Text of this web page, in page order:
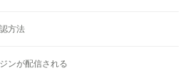
方法
ンが配信される